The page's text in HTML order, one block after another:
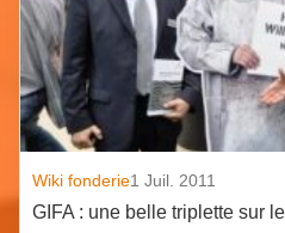
Wiki fonderie1 Juil. 2011
GIFA : une belle triplette sur